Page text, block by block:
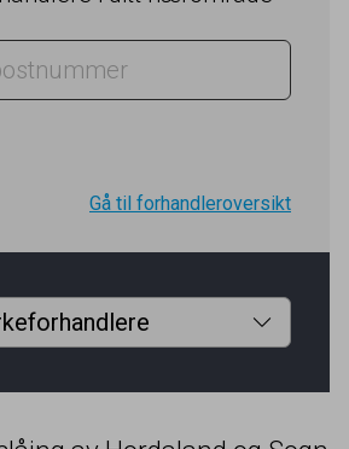
Gå til forhandleroversikt